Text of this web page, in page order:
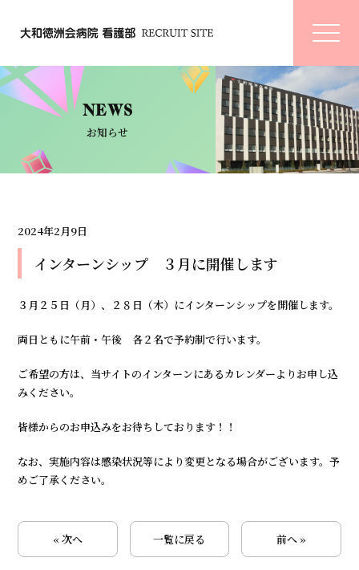
NEWS
お知らせ
2024年2月9日
インターンシップ ３月に開催します
３月２５日（月）、２８日（木）にインターンシップを開催します。
両日ともに午前・午後 各２名で予約制で行います。
ご希望の方は、当サイトのインターンにあるカレンダーよりお申し込
みください。
皆様からのお申込みをお待ちしております！！
なお、実施内容は感染状況等により変更となる場合がございます。予
めご了承ください。
« 次へ 一覧に戻る 前へ »